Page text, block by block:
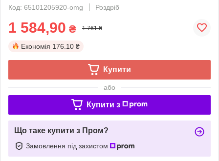
Код: 65101205920-omg
Роздріб
1 584,90 ₴ 1 761 ₴
Економія 176.10 ₴
Купити
або
Купити з
Що таке купити з Пром?
Замовлення під захистом